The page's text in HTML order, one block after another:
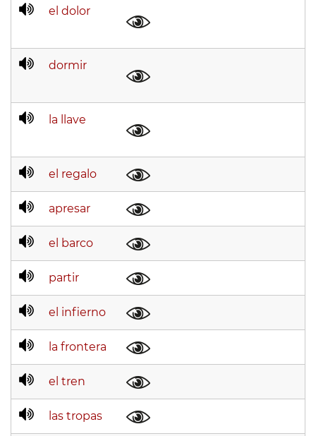
el dolor
dormir
la llave
el regalo
apresar
el barco
partir
el infierno
la frontera
el tren
las tropas